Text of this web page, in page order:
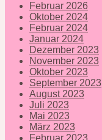
Februar 2026
Oktober 2024
Februar 2024
Januar 2024
Dezember 2023
November 2023
Oktober 2023
September 2023
August 2023
Juli 2023
Mai 2023
März 2023